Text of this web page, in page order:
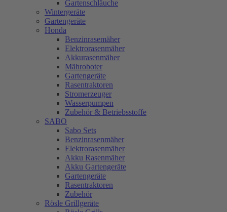
Gartenschläuche
Wintergeräte
Gartengeräte
Honda
Benzinrasemäher
Elektrorasenmäher
Akkurasenmäher
Mähroboter
Gartengeräte
Rasentraktoren
Stromerzeuger
Wasserpumpen
Zubehör & Betriebsstoffe
SABO
Sabo Sets
Benzinrasenmäher
Elektrorasenmäher
Akku Rasenmäher
Akku Gartengeräte
Gartengeräte
Rasentraktoren
Zubehör
Rösle Grillgeräte